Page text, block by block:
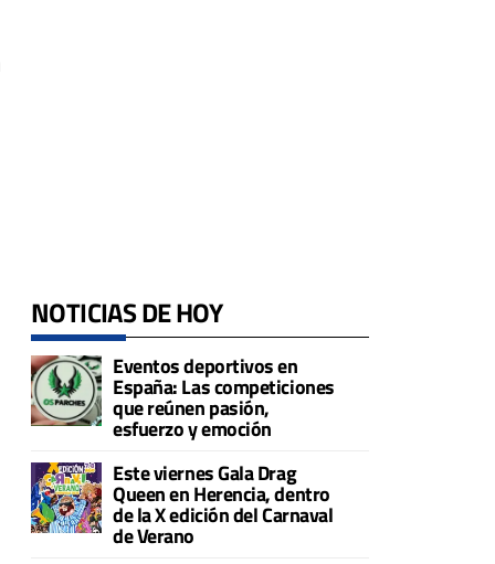
NOTICIAS DE HOY
Eventos deportivos en
España: Las competiciones
que reúnen pasión,
esfuerzo y emoción
Este viernes Gala Drag
Queen en Herencia, dentro
de la X edición del Carnaval
de Verano